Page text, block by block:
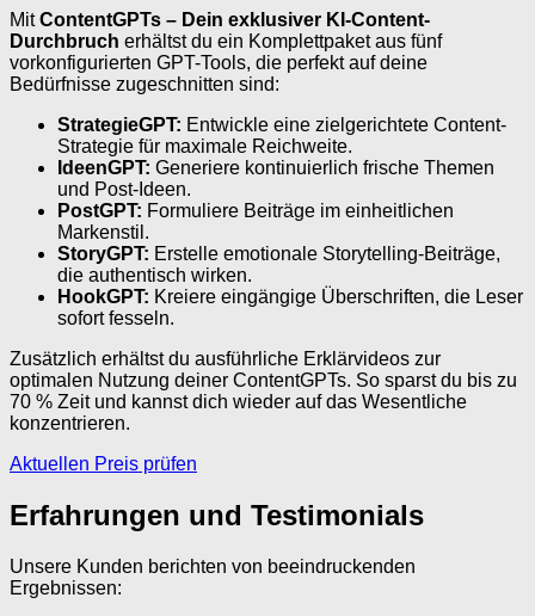
MitContentGPTs – Dein exklusiver KI-Content-
Durchbruch erhältst du ein Komplettpaket aus fünf
vorkonfigurierten GPT-Tools, die perfekt auf deine
Bedürfnisse zugeschnitten sind:
StrategieGPT: Entwickle eine zielgerichtete Content-
Strategie für maximale Reichweite.
IdeenGPT: Generiere kontinuierlich frische Themen
und Post-Ideen.
PostGPT: Formuliere Beiträge im einheitlichen
Markenstil.
StoryGPT: Erstelle emotionale Storytelling-Beiträge,
die authentisch wirken.
HookGPT: Kreiere eingängige Überschriften, die Leser
sofort fesseln.
Zusätzlich erhältst du ausführliche Erklärvideos zur
optimalen Nutzung deiner ContentGPTs. So sparst du bis zu
70 % Zeit und kannst dich wieder auf das Wesentliche
konzentrieren.
Aktuellen Preis prüfen
Erfahrungen und Testimonials
Unsere Kunden berichten von beeindruckenden
Ergebnissen: